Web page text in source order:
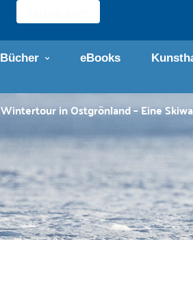
Bücher eBooks
Wintertour in Ostgrönland – Eine